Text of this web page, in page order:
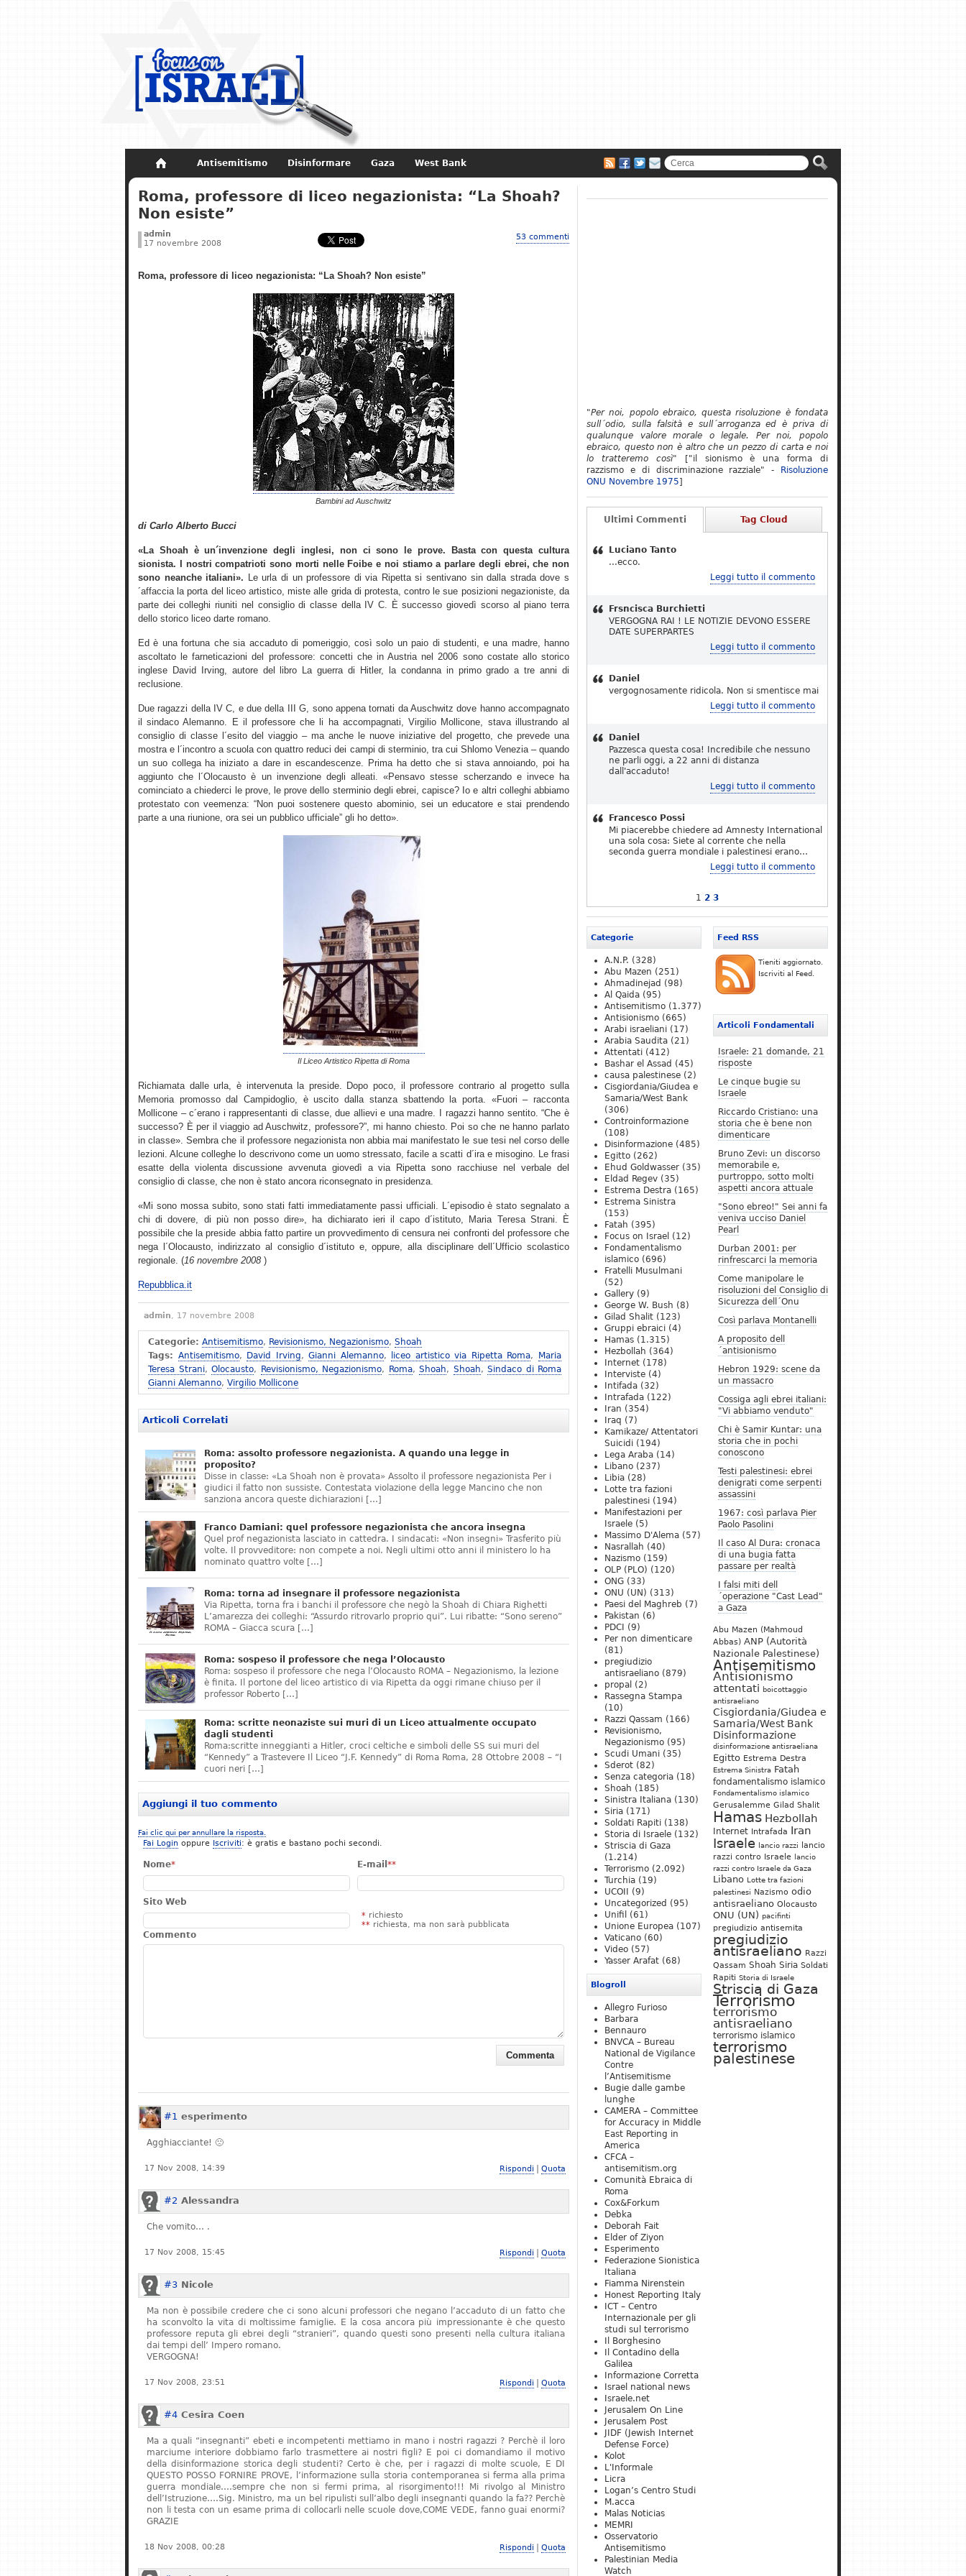
Antisemitismo Disinformare Gaza West Bank
Non dimenticare Storia di Israele
Roma, professore di liceo negazionista: “La Shoah?
Non esiste”
admin
17 novembre 2008
53 commenti
Roma, professore di liceo negazionista: “La Shoah? Non esiste”
Bambini ad Auschwitz
di Carlo Alberto Bucci
«La Shoah è un´invenzione degli inglesi, non ci sono le prove. Basta con questa cultura
sionista. I nostri compatrioti sono morti nelle Foibe e noi stiamo a parlare degli ebrei, che non
sono neanche italiani». Le urla di un professore di via Ripetta si sentivano sin dalla strada dove s
´affaccia la porta del liceo artistico, miste alle grida di protesta, contro le sue posizioni negazioniste, da
parte dei colleghi riuniti nel consiglio di classe della IV C. È successo giovedì scorso al piano terra
dello storico liceo darte romano.
Ed è una fortuna che sia accaduto di pomeriggio, così solo un paio di studenti, e una madre, hanno
ascoltato le farneticazioni del professore: concetti che in Austria nel 2006 sono costate allo storico
inglese David Irving, autore del libro La guerra di Hitler, la condanna in primo grado a tre anni di
reclusione.
Due ragazzi della IV C, e due della III G, sono appena tornati da Auschwitz dove hanno accompagnato
il sindaco Alemanno. E il professore che li ha accompagnati, Virgilio Mollicone, stava illustrando al
consiglio di classe l´esito del viaggio – ma anche le nuove iniziative del progetto, che prevede una
mostra e l´incontro a scuola con quattro reduci dei campi di sterminio, tra cui Shlomo Venezia – quando
un suo collega ha iniziato a dare in escandescenze. Prima ha detto che si stava annoiando, poi ha
aggiunto che l´Olocausto è un invenzione degli alleati. «Pensavo stesse scherzando e invece ha
cominciato a chiederci le prove, le prove dello sterminio degli ebrei, capisce? Io e altri colleghi abbiamo
protestato con veemenza: “Non puoi sostenere questo abominio, sei un educatore e stai prendendo
parte a una riunione, ora sei un pubblico ufficiale” gli ho detto».
Il Liceo Artistico Ripetta di Roma
Richiamata dalle urla, è intervenuta la preside. Dopo poco, il professore contrario al progetto sulla
Memoria promosso dal Campidoglio, è uscito dalla stanza sbattendo la porta. «Fuori – racconta
Mollicone – c´erano i rappresentanti di classe, due allievi e una madre. I ragazzi hanno sentito. “Che è
successo? È per il viaggio ad Auschwitz, professore?”, mi hanno chiesto. Poi so che ne hanno parlato
in classe». Sembra che il professore negazionista non abbia mai manifestato le sue tesi nel corso delle
lezioni. Alcune colleghe lo descrivono come un uomo stressato, facile a scatti d´ira e misogino. Le frasi
esatte della violenta discussione avvenuta giovedì a via Ripetta sono racchiuse nel verbale del
consiglio di classe, che non è stato ancora riconsegnato in presidenza.
«Mi sono mossa subito, sono stati fatti immediatamente passi ufficiali. L´episodio è stato segnalato a
chi di dovere, di più non posso dire», ha dichiarato ieri il capo d´istituto, Maria Teresa Strani. È
possibile che la preside abbia fatto partire un provvedimento di censura nei confronti del professore che
nega l´Olocausto, indirizzato al consiglio d´istituto e, oppure, alla disciplinare dell´Ufficio scolastico
regionale. (16 novembre 2008 )
Repubblica.it
admin, 17 novembre 2008
Categorie: Antisemitismo, Revisionismo, Negazionismo, Shoah
Tags: Antisemitismo, David Irving,Gianni Alemanno, liceo artistico via Ripetta Roma,
Maria
Teresa Strani, Olocausto, Revisionismo, Negazionismo, Roma, Shoah, Shoah, Sindaco di Roma
Gianni Alemanno, Virgilio Mollicone
Articoli Correlati
Roma: assolto professore negazionista. A quando una legge in
proposito?
Disse in classe: «La Shoah non è provata» Assolto il professore negazionista Per i
giudici il fatto non sussiste. Contestata violazione della legge Mancino che non
sanziona ancora queste dichiarazioni […]
Franco Damiani: quel professore negazionista che ancora insegna
Quel prof negazionista lasciato in cattedra. I sindacati: «Non insegni» Trasferito più
volte. Il provveditore: non compete a noi. Negli ultimi otto anni il ministero lo ha
nominato quattro volte […]
Roma: torna ad insegnare il professore negazionista
Via Ripetta, torna fra i banchi il professore che negò la Shoah di Chiara Righetti
L’amarezza dei colleghi: “Assurdo ritrovarlo proprio qui”. Lui ribatte: “Sono sereno”
ROMA – Giacca scura […]
Roma: sospeso il professore che nega l’Olocausto
Roma: sospeso il professore che nega l’Olocausto ROMA – Negazionismo, la lezione
è finita. Il portone del liceo artistico di via Ripetta da oggi rimane chiuso per il
professor Roberto […]
Roma: scritte neonaziste sui muri di un Liceo attualmente occupato
dagli studenti
Roma:scritte inneggianti a Hitler, croci celtiche e simboli delle SS sui muri del
“Kennedy” a Trastevere Il Liceo “J.F. Kennedy” di Roma Roma, 28 Ottobre 2008 – “I
cuori neri […]
Aggiungi il tuo commento
Fai clic qui per annullare la risposta.
Fai Login oppure Iscriviti: è gratis e bastano pochi secondi.
Nome* E-mail **
Sito Web
* richiesto
** richiesta, ma non sarà pubblicata
Commento
#1 esperimento
Agghiacciante! 🙁
17 Nov 2008, 14:39 Rispondi Quota
#2 Alessandra
Che vomito… .
17 Nov 2008, 15:45 Rispondi Quota
#3 Nicole
Ma non è possibile credere che ci sono alcuni professori che negano l’accaduto di un fatto che
ha sconvolto la vita di moltissime famiglie. E la cosa ancora più impressionante è che questo
professore reputa gli ebrei degli “stranieri”, quando questi sono presenti nella cultura italiana
dai tempi dell’ Impero romano.
VERGOGNA!
17 Nov 2008, 23:51 Rispondi Quota
#4 Cesira Coen
Ma a quali “insegnanti” ebeti e incompetenti mettiamo in mano i nostri ragazzi ? Perchè il loro
marciume interiore dobbiamo farlo trasmettere ai nostri figli? E poi ci domandiamo il motivo
della disinformazione storica degli studenti? Certo è che, per i ragazzi di molte scuole, E DI
QUESTO POSSO FORNIRE PROVE, l’informazione sulla storia contemporanea si ferma alla prima
guerra mondiale….sempre che non si fermi prima, al risorgimento!!! Mi rivolgo al Ministro
dell’Istruzione….Sig. Ministro, ma un bel ripulisti sull’albo degli insegnanti quando la fa?? Perchè
non li testa con un esame prima di collocarli nelle scuole dove,COME VEDE, fanno guai enormi?
GRAZIE
18 Nov 2008, 00:28 Rispondi Quota
"Per noi, popolo ebraico, questa risoluzione è fondata
sull´odio, sulla falsità e sull´arroganza ed è priva di
qualunque valore morale o legale. Per noi, popolo
ebraico, questo non è altro che un pezzo di carta e noi
lo tratteremo così" ["il sionismo è una forma di
razzismo e di discriminazione razziale" -
Risoluzione
ONU Novembre 1975]
Ultimi Commenti Tag Cloud
Luciano Tanto
...ecco.
Leggi tutto il commento
Frsncisca Burchietti
VERGOGNA RAI ! LE NOTIZIE DEVONO ESSERE
DATE SUPERPARTES
Leggi tutto il commento
Daniel
vergognosamente ridicola. Non si smentisce mai
Leggi tutto il commento
Daniel
Pazzesca questa cosa! Incredibile che nessuno
ne parli oggi, a 22 anni di distanza
dall'accaduto!
Leggi tutto il commento
Francesco Possi
Mi piacerebbe chiedere ad Amnesty International
una sola cosa: Siete al corrente che nella
seconda guerra mondiale i palestinesi erano…
Leggi tutto il commento
1 2 3
Feed RSS
Tieniti aggiornato.
Iscriviti al Feed.
Articoli Fondamentali
Israele: 21 domande, 21
risposte
Le cinque bugie su
Israele
Riccardo Cristiano: una
storia che è bene non
dimenticare
Bruno Zevi: un discorso
memorabile e,
purtroppo, sotto molti
aspetti ancora attuale
"Sono ebreo!" Sei anni fa
veniva ucciso Daniel
Pearl
Durban 2001: per
rinfrescarci la memoria
Come manipolare le
risoluzioni del Consiglio di
Sicurezza dell´Onu
Così parlava Montanelli
A proposito dell
´antisionismo
Hebron 1929: scene da
un massacro
Cossiga agli ebrei italiani:
"Vi abbiamo venduto"
Chi è Samir Kuntar: una
storia che in pochi
conoscono
Testi palestinesi: ebrei
denigrati come serpenti
assassini
1967: così parlava Pier
Paolo Pasolini
Il caso Al Dura: cronaca
di una bugia fatta
passare per realtà
I falsi miti dell
´operazione "Cast Lead"
a Gaza
Abu Mazen (Mahmoud
Abbas) ANP (Autorità
Nazionale Palestinese)
Antisemitismo
Antisionismo
attentati boicottaggio
antisraeliano
Cisgiordania/Giudea e
Samaria/West Bank
Disinformazione
disinformazione antisraeliana
Egitto Estrema Destra
Estrema Sinistra Fatah
fondamentalismo islamico
Fondamentalismo islamico
Gerusalemme Gilad Shalit
Hamas Hezbollah
Internet Intrafada Iran
Israele lancio razzi
lancio
razzi contro Israele lancio
razzi contro Israele da Gaza
Libano Lotte tra fazioni
palestinesi Nazismo odio
antisraeliano Olocausto
ONU (UN) pacifinti
pregiudizio antisemita
pregiudizio
antisraeliano Razzi
Qassam Shoah Siria Soldati
Rapiti Storia di Israele
Striscia di Gaza
Terrorismo
terrorismo
antisraeliano
terrorismo islamico
terrorismo
palestinese
Categorie
A.N.P. (328)
Abu Mazen (251)
Ahmadinejad (98)
Al Qaida (95)
Antisemitismo (1.377)
Antisionismo (665)
Arabi israeliani (17)
Arabia Saudita (21)
Attentati (412)
Bashar el Assad (45)
causa palestinese (2)
Cisgiordania/Giudea e
Samaria/West Bank
(306)
Controinformazione
(108)
Disinformazione (485)
Egitto (262)
Ehud Goldwasser (35)
Eldad Regev (35)
Estrema Destra (165)
Estrema Sinistra
(153)
Fatah (395)
Focus on Israel (12)
Fondamentalismo
islamico (696)
Fratelli Musulmani
(52)
Gallery (9)
George W. Bush (8)
Gilad Shalit (123)
Gruppi ebraici (4)
Hamas (1.315)
Hezbollah (364)
Internet (178)
Interviste (4)
Intifada (32)
Intrafada (122)
Iran (354)
Iraq (7)
Kamikaze/ Attentatori
Suicidi (194)
Lega Araba (14)
Libano (237)
Libia (28)
Lotte tra fazioni
palestinesi (194)
Manifestazioni per
Israele (5)
Massimo D'Alema (57)
Nasrallah (40)
Nazismo (159)
OLP (PLO) (120)
ONG (33)
ONU (UN) (313)
Paesi del Maghreb (7)
Pakistan (6)
PDCI
(9)
Per non dimenticare
(81)
pregiudizio
antisraeliano (879)
propal (2)
Rassegna Stampa
(10)
Razzi Qassam (166)
Revisionismo,
Negazionismo (95)
Scudi Umani (35)
Sderot (82)
Senza categoria (18)
Shoah (185)
Sinistra Italiana (130)
Siria (171)
Soldati Rapiti (138)
Storia di Israele (132)
Striscia di Gaza
(1.214)
Terrorismo (2.092)
Turchia (19)
UCOII
(9)
Uncategorized (95)
Unifil
(61)
Unione Europea (107)
Vaticano (60)
Video (57)
Yasser Arafat (68)
Blogroll
Allegro Furioso
Barbara
Bennauro
BNVCA – Bureau
National de Vigilance
Contre
l’Antisemitisme
Bugie dalle gambe
lunghe
CAMERA – Committee
for Accuracy in Middle
East Reporting in
America
CFCA –
antisemitism.org
Comunità Ebraica di
Roma
Cox&Forkum
Debka
Deborah Fait
Elder of Ziyon
Esperimento
Federazione Sionistica
Italiana
Fiamma Nirenstein
Honest Reporting Italy
ICT – Centro
Internazionale per gli
studi sul terrorismo
Il Borghesino
Il Contadino della
Galilea
Informazione Corretta
Israel national news
Israele.net
Jerusalem On Line
Jerusalem Post
JIDF (Jewish Internet
Defense Force)
Kolot
L'Informale
Licra
Logan’s Centro Studi
M.acca
Malas Noticias
MEMRI
Osservatorio
Antisemitismo
Palestinian Media
Watch